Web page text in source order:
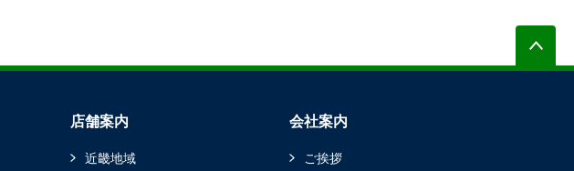
店舗案内
近畿地域
会社案内
ご挨拶